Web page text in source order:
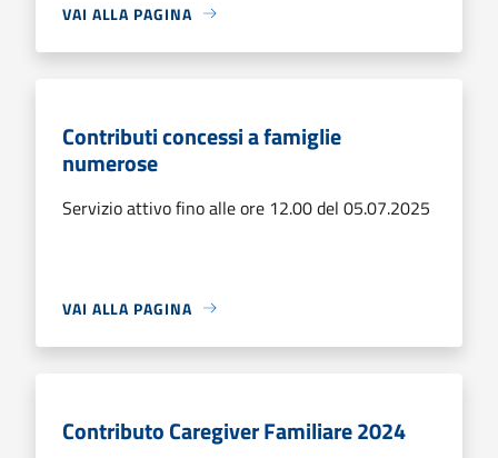
VAI ALLA PAGINA
Contributi concessi a famiglie
numerose
Servizio attivo fino alle ore 12.00 del 05.07.2025
VAI ALLA PAGINA
Contributo Caregiver Familiare 2024